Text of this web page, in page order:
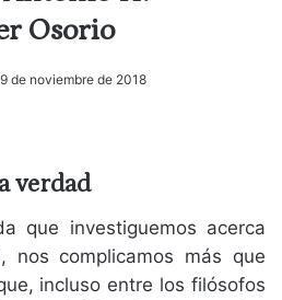
Osorio
de noviembre de 2018
verdad
que investiguemos acerca
nos complicamos más que
incluso entre los filósofos